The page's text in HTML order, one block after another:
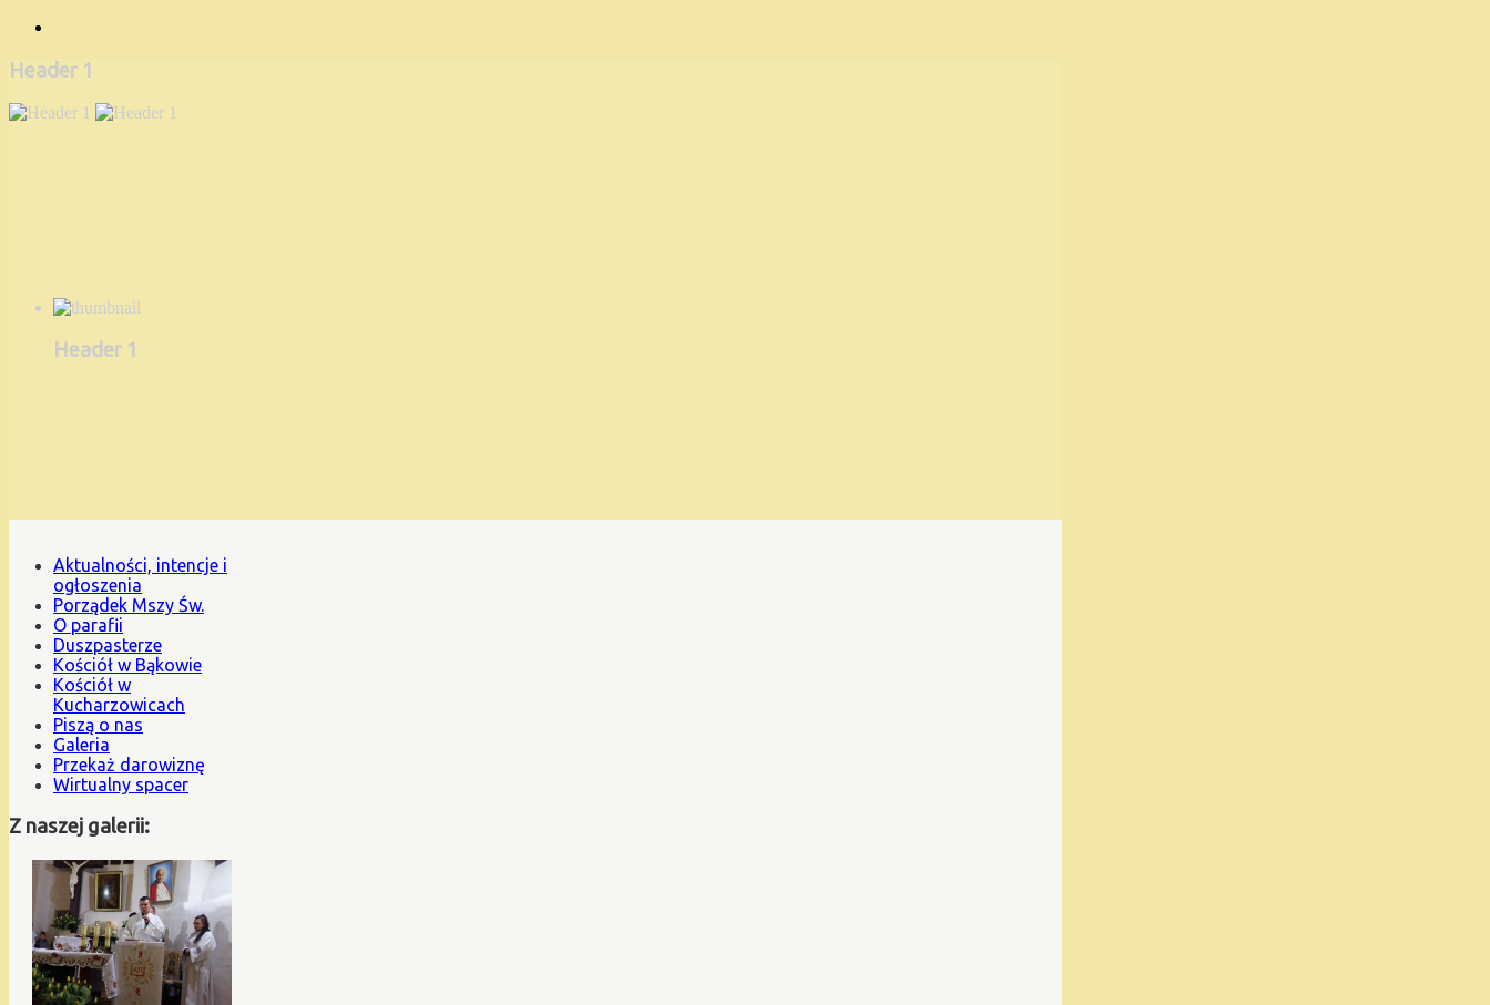
Header 1
Header 1
Aktualności, intencje i
ogłoszenia
Porządek Mszy Św.
O parafii
Duszpasterze
Kościół w Bąkowie
Kościół w
Kucharzowicach
Piszą o nas
Galeria
Przekaż darowiznę
Wirtualny spacer
Z naszej galerii: